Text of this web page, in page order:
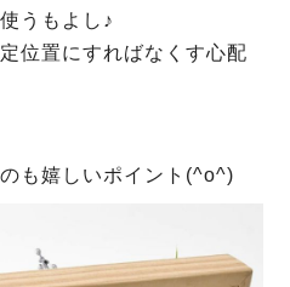
うもよし♪
位置にすればなくす心配
も嬉しいポイント(^o^)